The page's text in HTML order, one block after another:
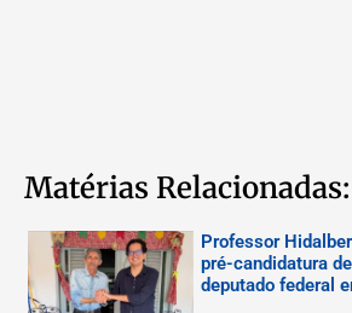
Matérias Relacionadas:
Professor
pré-candidatura
deputado federal